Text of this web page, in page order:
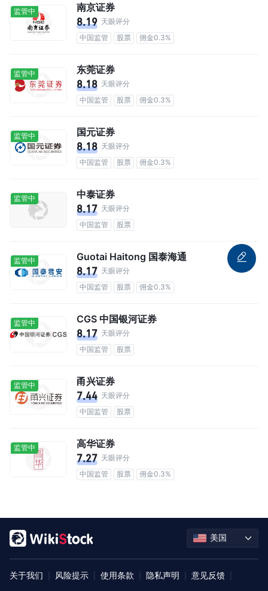
监管中 南京证券
8.19 天眼评分
中国监管
股票 佣金0.3%
监管中 东莞证券
8.18 天眼评分
中国监管
股票 佣金0.3%
监管中 国元证券
8.18 天眼评分
中国监管
股票 佣金0.3%
监管中 中泰证券
8.17 天眼评分
中国监管
股票
监管中 Guotai Haitong 国泰海通
8.17 天眼评分
中国监管
股票 佣金0.3%
监管中 CGS 中国银河证券
8.17 天眼评分
中国监管
股票
监管中 甬兴证券
7.44 天眼评分
中国监管
股票
监管中 高华证券
7.27 天眼评分
中国监管
股票 佣金0.3%
美国
关于我们 风险提示 使用条款 隐私声明 意见反馈